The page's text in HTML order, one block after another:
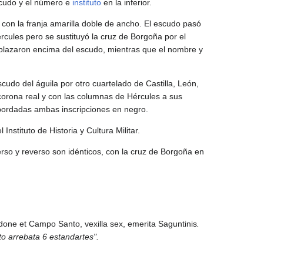
y el número e instituto en la inferior.
la franja amarilla doble de ancho. El escudo pasó
pero se sustituyó la cruz de Borgoña por el
encima del escudo, mientras que el nombre y
del águila por otro cuartelado de Castilla, León,
real y con las columnas de Hércules a sus
ambas inscripciones en negro.
Instituto de Historia y Cultura Militar.
y reverso son idénticos, con la cruz de Borgoña en
et Campo Santo, vexilla sex, emerita Saguntinis.
arrebata 6 estandartes".